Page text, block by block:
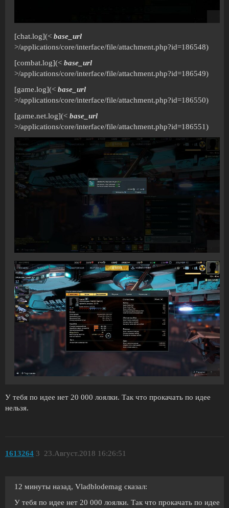
[chat.log](< base_url
>/applications/core/interface/file/attachment.php?id=186548)
[combat.log](< base_url
>/applications/core/interface/file/attachment.php?id=186549)
[game.log](< base_url
>/applications/core/interface/file/attachment.php?id=186550)
[game.net.log](< base_url
>/applications/core/interface/file/attachment.php?id=186551)
У тебя по идее нет 20 000 лоялки. Так что прокачать по идее
нельзя.
1613264 23.Август.2018 16:26:51
3
12 минуты назад, Vladblodemag сказал:
У тебя по идее нет 20 000 лоялки. Так что прокачать по идее